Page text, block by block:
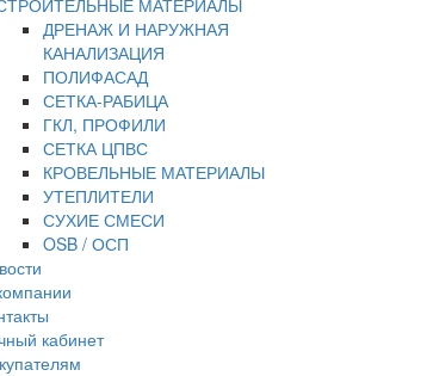
МАТЕРИАЛЫ
ДРЕНАЖ И НАРУЖНАЯ
КАНАЛИЗАЦИЯ
ПОЛИФАСАД
СЕТКА-РАБИЦА
ГКЛ, ПРОФИЛИ
СЕТКА ЦПВС
КРОВЕЛЬНЫЕ МАТЕРИАЛЫ
УТЕПЛИТЕЛИ
СУХИЕ СМЕСИ
OSB / ОСП
кабинет